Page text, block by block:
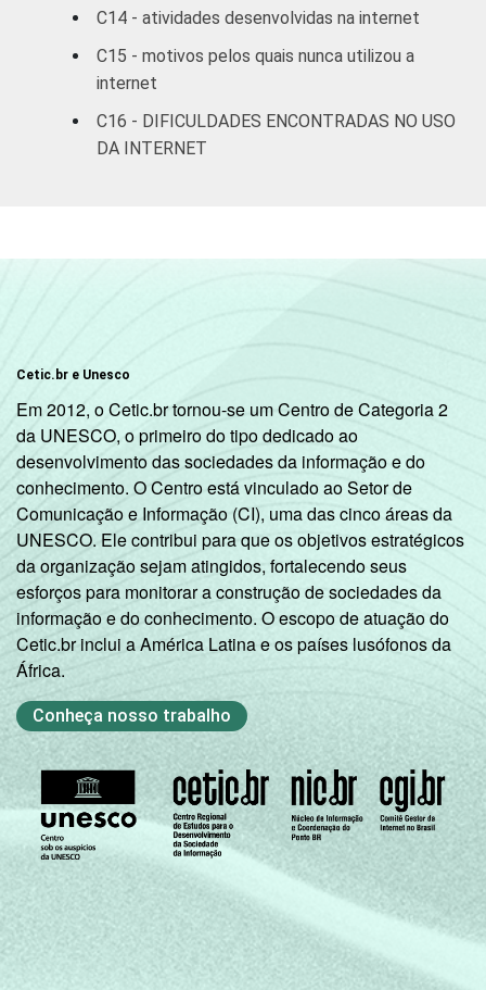
SM
MAIS DE 10
CLASSE
Não PEA 60 2
1 Base ponderada: 76.118.112 entrevistados
que usaram a Internet nos últimos trÃªs
meses. Respostas múltiplas e estimuladas.
2 Amigo, vizinho ou familiar.
3Telecentro, biblioteca, entidade
comunitária, Correios, etc.
4Internet café, lanhouse ou similar.
Fonte: NIC.br - nov 2011 / jan 2012
C14 - atividades desenvolvidas na internet
C15 - motivos pelos quais nunca utilizou a
internet
C16 - DIFICULDADES ENCONTRADAS NO USO
DA INTERNET
Cetic.br e Unesco
Em 2012, o Cetic.br tornou-se um Centro de Categoria 2
da UNESCO, o primeiro do tipo dedicado ao
desenvolvimento das sociedades da informação e do
conhecimento. O Centro está vinculado ao Setor de
Comunicação e Informação (CI), uma das cinco áreas da
UNESCO. Ele contribui para que os objetivos estratégicos
da organização sejam atingidos, fortalecendo seus
esforços para monitorar a construção de sociedades da
informação e do conhecimento. O escopo de atuação do
Cetic.br inclui a América Latina e os países lusófonos da
África.
Conheça nosso trabalho